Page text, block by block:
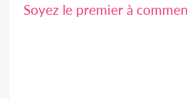
Soyez le premier à